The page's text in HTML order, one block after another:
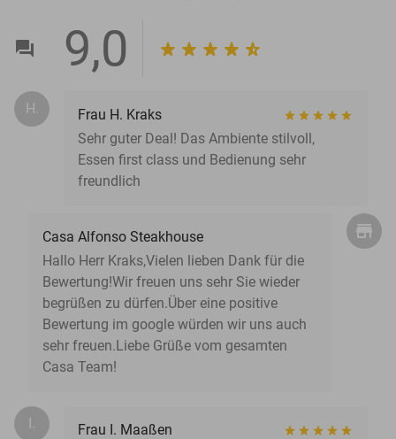
9,0
H.
Frau H. Kraks
Sehr guter Deal! Das Ambiente stilvoll,
Essen first class und Bedienung sehr
freundlich
Casa Alfonso Steakhouse
Hallo Herr Kraks,Vielen lieben Dank für die
Bewertung!Wir freuen uns sehr Sie wieder
begrüßen zu dürfen.Über eine positive
Bewertung im google würden wir uns auch
sehr freuen.Liebe Grüße vom gesamten
Casa Team!
I.
Frau I. Maaßen